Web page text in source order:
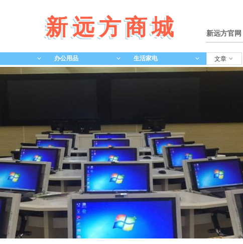
新远方官网
新远方商城
文章 ꀁ
ꀁ ꀁ
办公用品 ꀁ
生活家电